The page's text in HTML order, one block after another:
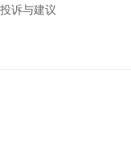
投诉与建议